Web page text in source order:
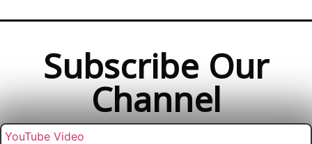
Subscribe Our
Channel
YouTube Video